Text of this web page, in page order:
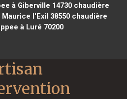
à Giberville 14730chaudière
l'Exil 38550chaudière
à Luré 70200